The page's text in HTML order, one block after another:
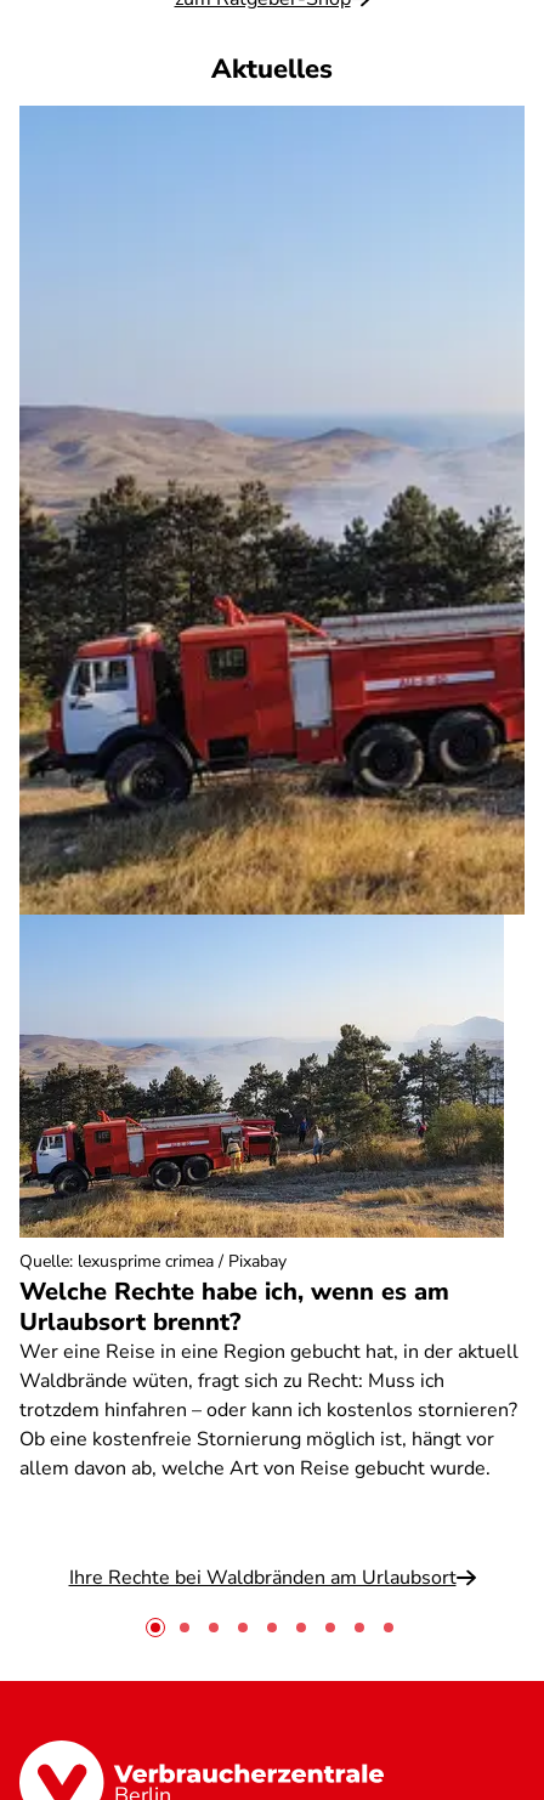
Aktuelles
Welche Rechte habe ich, wenn es am
Urlaubsort brennt?
Wer eine Reise in eine Region gebucht hat, in der aktuell
Waldbrände wüten, fragt sich zu Recht: Muss ich
trotzdem hinfahren – oder kann ich kostenlos stornieren?
Ob eine kostenfreie Stornierung möglich ist, hängt vor
allem davon ab, welche Art von Reise gebucht wurde.
Ihre Rechte bei Waldbränden am Urlaubsort
Quelle: lexusprime crimea / Pixabay